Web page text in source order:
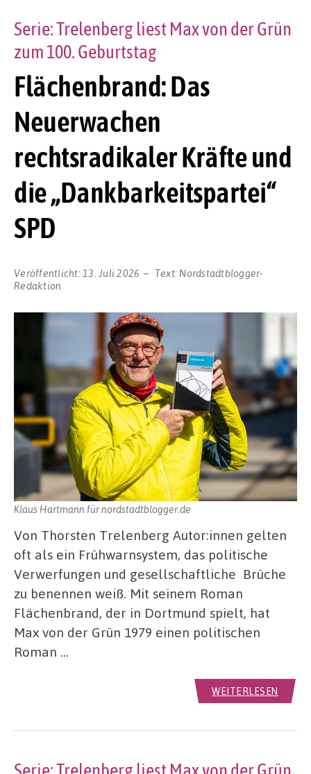
Flächenbrand: Das
Neuerwachen
rechtsradikaler Kräfte und
die „Dankbarkeitspartei“
SPD
Serie: Trelenberg liest Max von der Grün
zum 100. Geburtstag
Veröffentlicht: 13. Juli 2026 Text: Nordstadtblogger-
Redaktion
Klaus Hartmann für nordstadtblogger.de
Von Thorsten Trelenberg Autor:innen gelten
oft als ein Frühwarnsystem, das politische
Verwerfungen und gesellschaftliche Brüche
zu benennen weiß. Mit seinem Roman
Flächenbrand, der in Dortmund spielt, hat
Max von der Grün 1979 einen politischen
Roman …
WEITERLESEN